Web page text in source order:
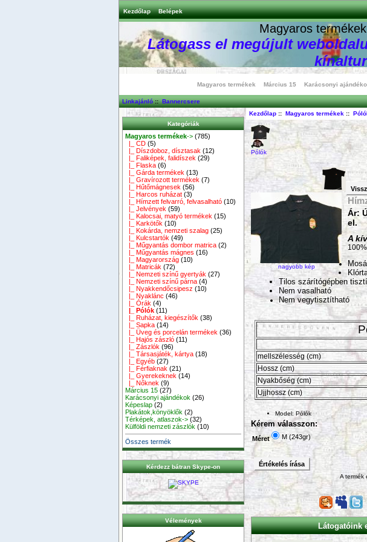
Kezdőlap Belépek
Magyaros
Látogass el megújult
Magyaros termékek Március 15 Karácsonyi
Linkajánló::Bannercsere
Kategóriák
Magyaros termékek-> (785)
|_ CD (5)
|_ Díszdoboz, dísztasak (12)
|_ Faliképek, falidíszek (29)
|_ Flaska (6)
|_ Gárda termékek (13)
|_ Gravírozott termékek (7)
|_ Hűtőmágnesek (56)
|_ Harcos ruházat (3)
|_ Hímzett felvarró, felvasalható (10)
|_ Jelvények (59)
|_ Kalocsai, matyó termékek (15)
|_ Karkötők (10)
|_ Kokárda, nemzeti szalag (25)
|_ Kulcstartók (49)
|_ Műgyantás dombor matrica (2)
|_ Műgyantás mágnes (16)
|_ Magyarország (10)
|_ Matricák (72)
|_ Nemzeti színű gyertyák (27)
|_ Nemzeti színű párna (4)
|_ Nyakkendőcsipesz (10)
|_ Nyaklánc (46)
|_ Órák (4)
|_ Pólók (11)
|_ Ruházat, kiegészítők (38)
|_ Sapka (14)
|_ Üveg és porcelán termékek (36)
|_ Hajós zászló (11)
|_ Zászlók (96)
|_ Társasjáték, kártya (18)
|_ Egyéb (27)
|_ Férfiaknak (21)
|_ Gyerekeknek (14)
|_ Nőknek (9)
Március 15 (27)
Karácsonyi ajándékok (26)
Képeslap (2)
Plakátok,könyöklők (2)
Térképek, atlaszok-> (32)
Külföldi nemzeti zászlók (10)
Összes termék
Kérdezz bátran Skype-on
Vélemények
Kezdőlap:: Magyaros termékek::
Pólók
nagyobb kép
Ár:
el.
A
Tilos szárítógépben
Nem vasalható
Nem vegytisztítható
mellszélesség (cm)
Hossz (cm)
Nyakbőség (cm)
Ujjhossz (cm)
Model: Pólók
Kérem válasszon:
Méret M (243gr)
Értékelés írása
A termék
Látogatóink